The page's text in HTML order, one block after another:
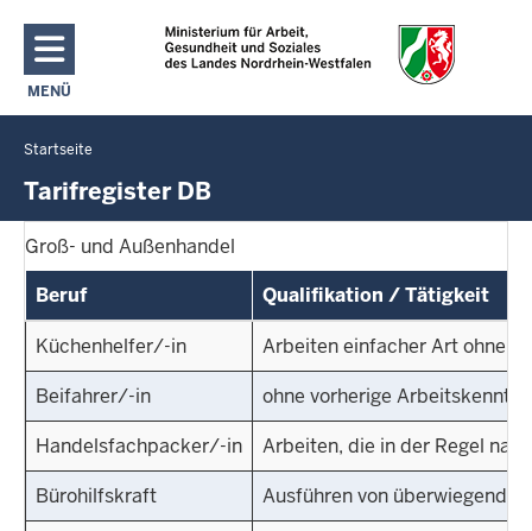
Direkt zum Inhalt
MENÜ
NAVIGATION AKTIVIEREN/DEAKTIVIEREN: HAUPTMENÜ
Sie
befinden
hier
Startseite
Tarifregister DB
Groß- und Außenhandel
Beruf
Qualifikation / Tätigkeit
Küchenhelfer/-in
Arbeiten einfacher Art ohne
Beifahrer/-in
ohne vorherige
Handelsfachpacker/-in
Arbeiten, die in der Regel
Bürohilfskraft
Ausführen von überwiegend